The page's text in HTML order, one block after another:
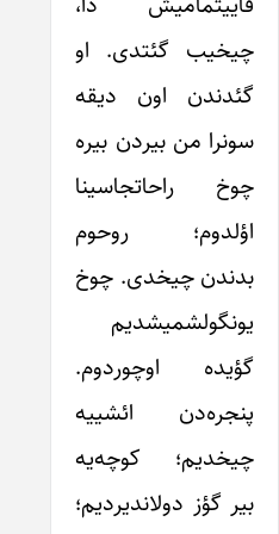
چیخیب گئتدی. او
گئدندن اون دیقه
سونرا من بیردن بیره
چوخ راحاتجاسینا
اؤلدوم؛ روحوم
بدندن چیخدی. چوخ
یونگولشمیشدیم
گؤیده اوچوردوم.
پنجره‌دن ائشییه
چیخدیم؛ کوچه‌یه
بیر گؤز دولاندیردیم؛